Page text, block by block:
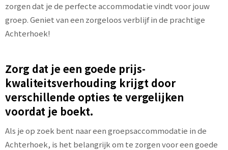
zorgen dat je de perfecte accommodatie vindt voor jouw
groep. Geniet van een zorgeloos verblijf in de prachtige
Achterhoek!
Zorg dat je een goede prijs-
kwaliteitsverhouding krijgt door
verschillende opties te vergelijken
voordat je boekt.
Als je op zoek bent naar een groepsaccommodatie in de
Achterhoek, is het belangrijk om te zorgen voor een goede